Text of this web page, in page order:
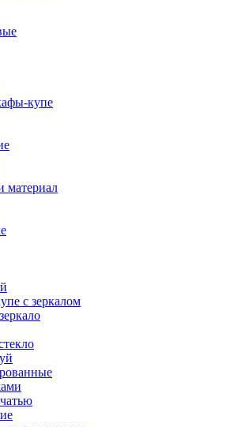
купе
материал
с зеркалом